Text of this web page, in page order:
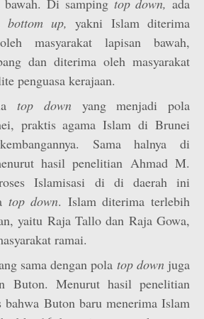
bawah. Di samping top down,ada
bottom up,yakni Islam diterima
masyarakat lapisan bawah,
dan diterima oleh masyarakat
penguasa kerajaan.
top down yang menjadi pola
praktis agama Islam di Brunei
Sama halnya di
hasil penelitian Ahmad M.
Islamisasi di di daerah ini
top down. Islam diterima terlebih
yaitu Raja Tallo dan Raja Gowa,
ramai.
sama dengan pola top down juga
Buton. Menurut hasil penelitian
Buton baru menerima Islam